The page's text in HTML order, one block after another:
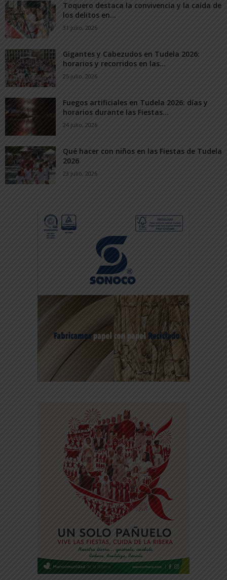
Toquero destaca la convivencia y la caída de
los delitos en...
31 julio, 2026
Gigantes y Cabezudos en Tudela 2026:
horarios y recorridos en las...
25 julio, 2026
Fuegos artificiales en Tudela 2026: días y
horarios durante las Fiestas...
24 julio, 2026
Qué hacer con niños en las Fiestas de Tudela
2026
23 julio, 2026